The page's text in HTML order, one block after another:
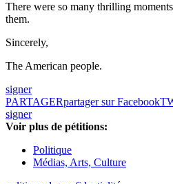
There were so many thrilling
them.
Sincerely,
The American people.
signer
PARTAGERpartager sur Facebook
signer
Voir plus de pétitions:
Politique
Médias, Arts, Culture